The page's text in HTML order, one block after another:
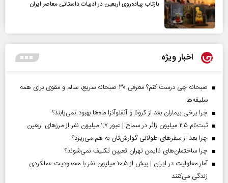
بازتاب پیاده‌روی اربعین در ادبیات داستانی معاصر ایران
اخبار ویژه
صبحانه چی درست کنم؟ معرفی ۳۰ صبحانه سریع، سالم و مقوی برای همه
سلیقه‌ها
چرا برخی بیماران بعد از کرونا و آنفلوآنزا ماه‌ها بهبود نمی‌یابند؟
ثبت‌نام ۲.۵ میلیون زائر در سماح | عبور ۱.۷ میلیون نفر از مرز‌های اربعین
چرا بعد از سفرهای طولانی گوارش‌تان به هم می‌ریزد؟
چرا ساختمان‌های ناایمن تهران تعیین تکلیف نمی‌شوند؟
آمار معلولیت در ایران | بیش از ۱۰.۵ میلیون نفر با محدودیت عملکردی
زندگی می‌کنند